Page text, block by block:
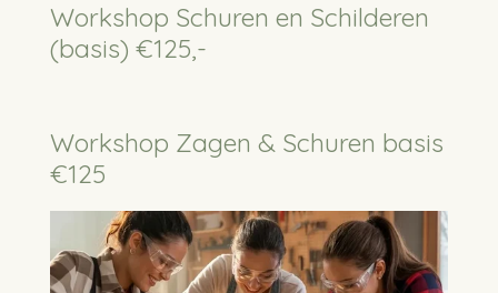
Workshop Schuren en Schilderen
(basis) €125,-
Workshop Zagen & Schuren basis
€125